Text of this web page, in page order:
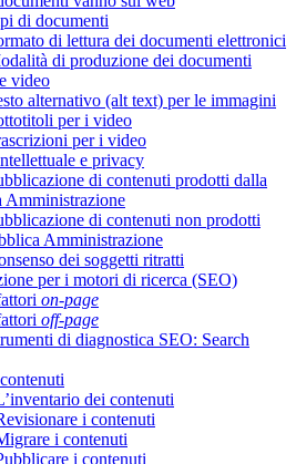
di documenti
di lettura dei documenti elettronici
di produzione dei documenti
video
alternativo (alt text) per le immagini
per i video
per i video
e privacy
di contenuti prodotti dalla
Amministrazione
di contenuti non prodotti
Amministrazione
dei soggetti ritratti
per i motori di ricerca (SEO)
on-page
off-page
di diagnostica SEO: Search
dei contenuti
i contenuti
i contenuti
i contenuti